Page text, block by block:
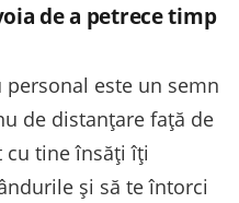
de a petrece timp
este un semn
de distanțare față de
cu tine însăți îți
și să te întorci